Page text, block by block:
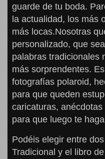
guarde de tu boda.
la actualidad, los más
más locas.Nosotras
personalizado, que
palabras tradicionales
más sorprendentes.
fotografías polaroid,
para que queden
caricaturas,
para que luego te
Podéis elegir entre
Tradicional y el libro